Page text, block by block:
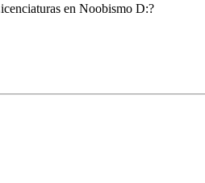
en Noobismo D:?